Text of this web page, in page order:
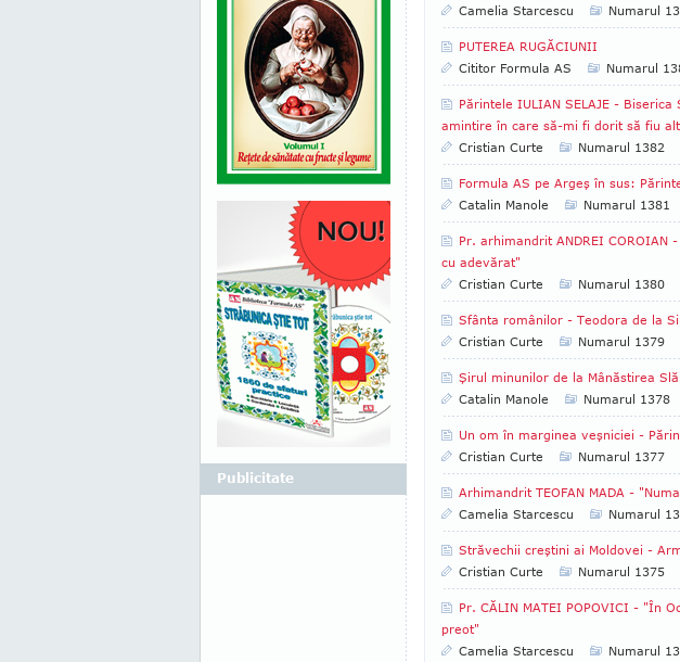
Camelia Starcescu
Numarul
PUTEREA RUGĂCIUNII
Cititor Formula AS
Numarul
Părintele IULIAN SELAJE -
amintire în care să-mi fi dorit să fiu
Cristian Curte
Numarul 1382
Formula AS pe Argeş în sus:
Catalin Manole
Numarul 1381
Pr. arhimandrit ANDREI COROIAN
cu adevărat"
Cristian Curte
Numarul 1380
Sfânta românilor - Teodora de la
Cristian Curte
Numarul 1379
Şirul minunilor de la Mânăstirea
Catalin Manole
Numarul 1378
Un om în marginea veşniciei -
Cristian Curte
Numarul 1377
Arhimandrit TEOFAN MADA -
Camelia Starcescu
Numarul
Străvechii creştini ai Moldovei -
Cristian Curte
Numarul 1375
Pr. CĂLIN MATEI POPOVICI - "În
preot"
Camelia Starcescu
Numarul
Publicitate